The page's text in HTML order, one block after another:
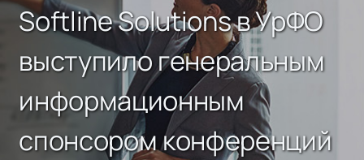
Softline Solutions в УрФО
выступило генеральным
информационным
спонсором конференций